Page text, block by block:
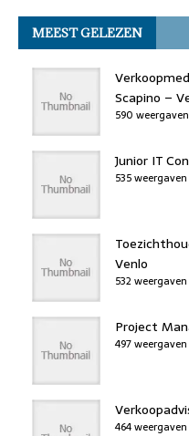
MEEST GELEZEN
Scapino –
590 weergaven
Junior IT
535 weergaven
Venlo
532 weergaven
Project
497 weergaven
464 weergaven